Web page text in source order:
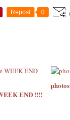
Repost 0
END !!!!